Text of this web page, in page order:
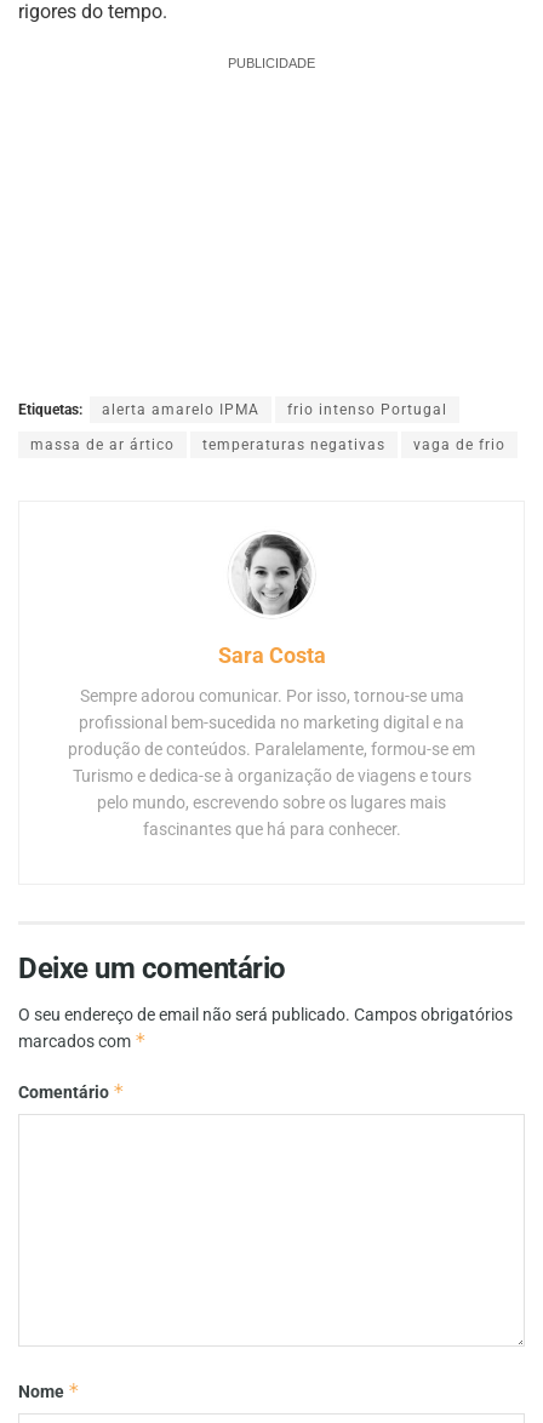
rigores do tempo.
PUBLICIDADE
Etiquetas: alerta amarelo IPMA frio intenso Portugal
massa de ar ártico temperaturas negativas vaga de frio
Sara Costa
Sempre adorou comunicar. Por isso, tornou-se uma
profissional bem-sucedida no marketing digital e na
produção de conteúdos. Paralelamente, formou-se em
Turismo e dedica-se à organização de viagens e tours
pelo mundo, escrevendo sobre os lugares mais
fascinantes que há para conhecer.
Deixe um comentário
O seu endereço de email não será publicado. Campos obrigatórios
marcados com *
Comentário *
Nome *